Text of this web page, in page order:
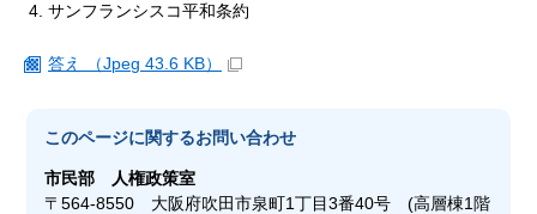
サンフランシスコ平和条約
答え （Jpeg 43.6 KB）
このページに関するお問い合わせ
市民部
人権政策室
〒564-8550 大阪府吹田市泉町1丁目3番40号 (高層棟1階